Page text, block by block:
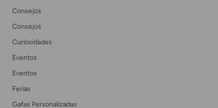
Consejos
Consejos
Curiosidades
Eventos
Eventos
Ferias
Gafas Personalizadas